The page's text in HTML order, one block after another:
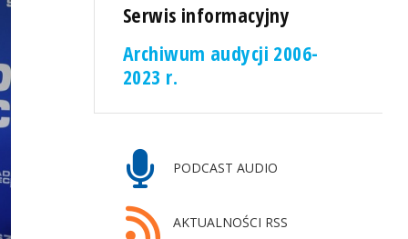
Serwis informacyjny
Archiwum audycji 2006-
2023 r.
PODCAST AUDIO
AKTUALNOŚCI RSS